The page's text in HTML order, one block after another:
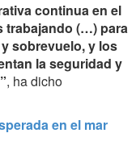
continua en el
trabajando (…) para
sobrevuelo, y los
la seguridad y
, ha dicho
en el mar